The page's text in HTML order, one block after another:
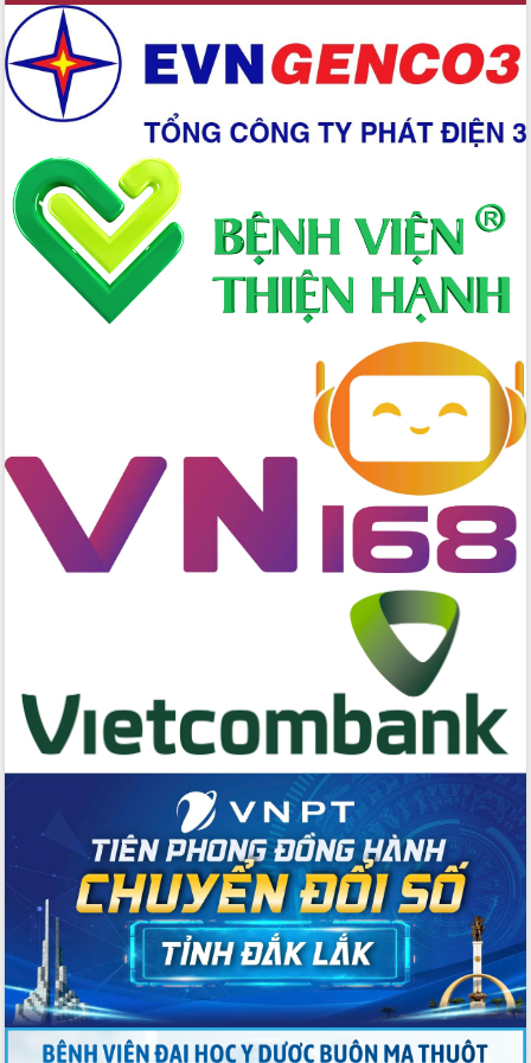
Xây dựng nền hành chính số đồng
hành cùng nông dân dân, doanh nghiệp
Giai đoạn 2026-2030, Đắk Lắk phấn
đấu có 77% xã đạt chuẩn nông thôn
Chuyển đổi số 'mở đường' cho nông
nghiệp Đắk Lắk tăng trưởng bứt phá
Triển khai đồng bộ đo đạc, lập hồ sơ
địa chính, hoàn thiện cơ sở dữ liệu đất
đai
Ứng dụng sinh trắc học - Bước tiến
trong hành trình chuyển đổi số tại Đắk
bền vững
Tập huấn nâng cao năng lực triển khai
chuyển đổi số cho cán bộ, công chức
cấp xã
Đắk Lắk phát động hưởng ứng Ngày
hai con số trong năm 2026
Tổ chức trang trọng Lễ hội Đền thờ
Lương Văn Chánh năm 2026
Huy giữ chức Bí thư Đảng ủy Ủy Ban
Nhân dân tỉnh
Bệnh án điện tử thúc đẩy chuyển đổi
số y tế tại Đắk Lắk
Chuyển đổi số thư viện: Mở rộng
không gian tri thức trong thời đại số
Đánh giá, rút kinh nghiệm công tác tổ
chức diễn tập trước ngày bầu cử
Chương trình “Gặp gỡ hữu nghị –
Friendship Meeting New Year 2026”